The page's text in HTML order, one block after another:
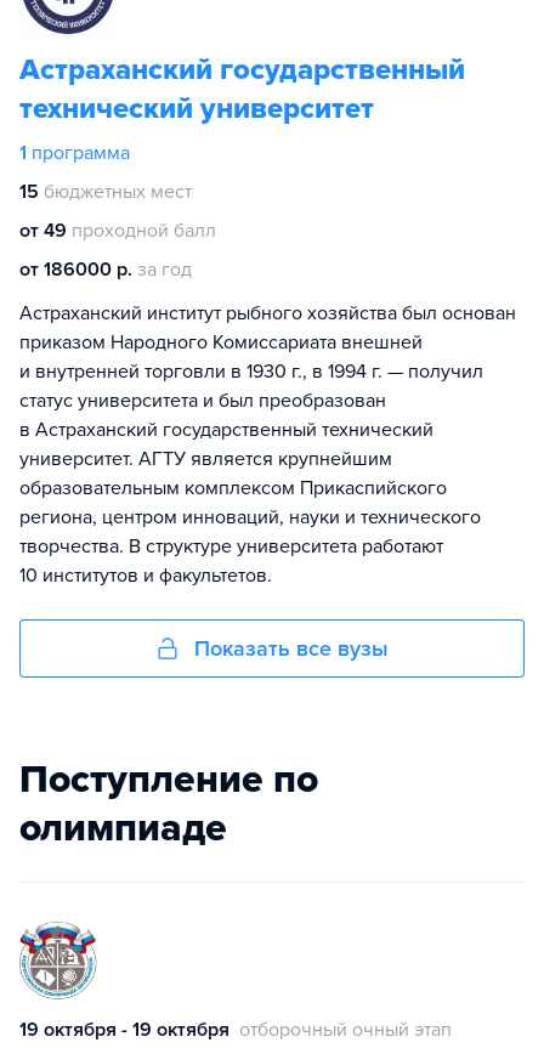
Астраханский государственный
технический университет
1 программа
15 бюджетных мест
от 49 проходной балл
от 186000 р. за год
Астраханский институт рыбного хозяйства был основан
приказом Народного Комиссариата внешней
и внутренней торговли в 1930 г., в 1994 г. — получил
статус университета и был преобразован
в Астраханский государственный технический
университет. АГТУ является крупнейшим
образовательным комплексом Прикаспийского
региона, центром инноваций, науки и технического
творчества. В структуре университета работают
10 институтов и факультетов.
Показать все вузы
Поступление по
олимпиаде
19 октября - 19 октября отборочный очный этап